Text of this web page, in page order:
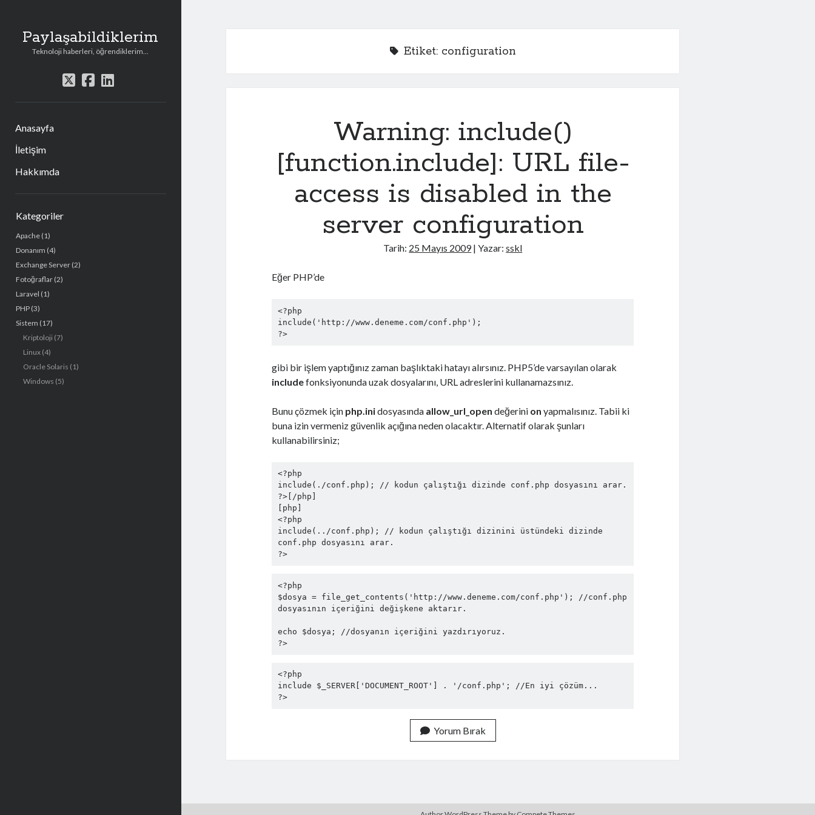
Paylaşabildiklerim
Teknoloji haberleri, öğrendiklerim...
t
i
f
c
l
n
Anasayfa
İletişim
Hakkımda
a
n
M
e
n
ü
Kategoriler
Apache(1)
Donanım (4)
Exchange Server(2)
Fotoğraflar(2)
Laravel (1)
PHP(3)
Sistem (17)
Kriptoloji (7)
Linux(4)
Oracle Solaris (1)
Windows (5)
Etiket: configuration
Warning: include()
[function.include]: URL file-
access is disabled in the
server configuration
Tarih: 25 Mayıs 2009| Yazar:sskl
Eğer PHP’de
<?php
include('http://www.deneme.com/conf.php');
?>
gibi bir işlem yaptığınız zaman başlıktaki hatayı alırsınız. PHP5’de varsayılan olarak
includefonksiyonunda uzak dosyalarını, URL adreslerini kullanamazsınız.
Bunu çözmek için php.inidosyasında allow_url_open değerini on yapmalısınız. Tabii ki
buna izin vermeniz güvenlik açığına neden olacaktır. Alternatif olarak şunları
kullanabilirsiniz;
<?php
include(./conf.php); // kodun çalıştığı dizinde conf.php dosyasını arar.
?>[/php]
[php]
<?php
include(../conf.php); // kodun çalıştığı dizinini üstündeki dizinde
conf.php dosyasını arar.
?>
<?php
$dosya = file_get_contents('http://www.deneme.com/conf.php'); //conf.php
dosyasının içeriğini değişkene aktarır.
echo $dosya; //dosyanın içeriğini yazdırıyoruz.
?>
<?php
include $_SERVER['DOCUMENT_ROOT'] . '/conf.php'; //En iyi çözüm...
?>
Yorum Bırak